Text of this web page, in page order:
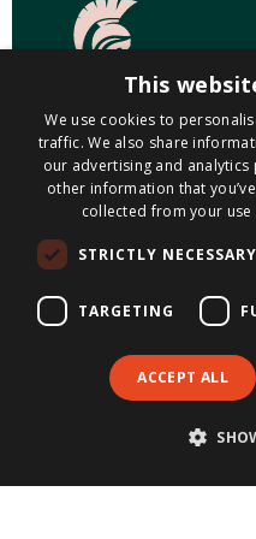
CONTACT
Postadres
Postbus 313
6199 ZN Maastricht-
088-3040304
info@metisnotarissen.nl
BTW
This
We use cookies to
traffic. We also share
our advertising and
other information that
collected from your
STRICTLY NECESSARY
TARGETING
ACCEPT ALL